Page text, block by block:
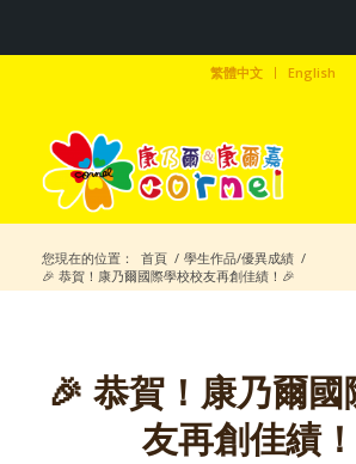
繁體中文 English
您現在的位置： 首頁 / 學生作品/優異成績 /
🎉 恭賀！康乃爾國際學校校友再創佳績！🎉
🎉 恭賀！康乃爾
友再創佳績